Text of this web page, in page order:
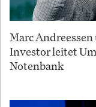
Marc
Investor leitet
Notenbank